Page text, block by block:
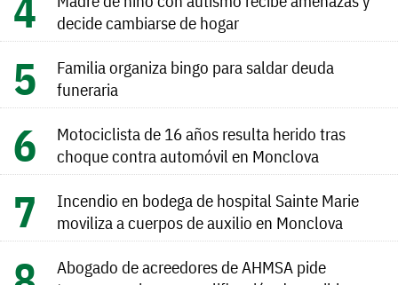
decide cambiarse de hogar
Familia organiza bingo para saldar deuda
funeraria
Motociclista de 16 años resulta herido tras
choque contra automóvil en Monclova
Incendio en bodega de hospital Sainte Marie
moviliza a cuerpos de auxilio en Monclova
Abogado de acreedores de AHMSA pide